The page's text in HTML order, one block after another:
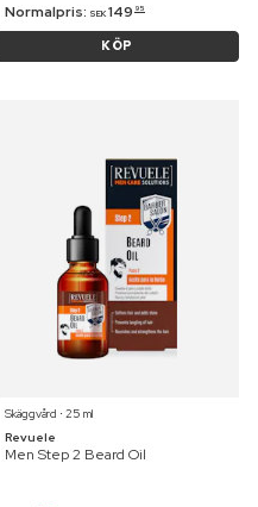
Normalpris: SEK 149 95
KÖP
Skäggvård ⋅ 25 ml
Revuele
Men Step 2 Beard Oil